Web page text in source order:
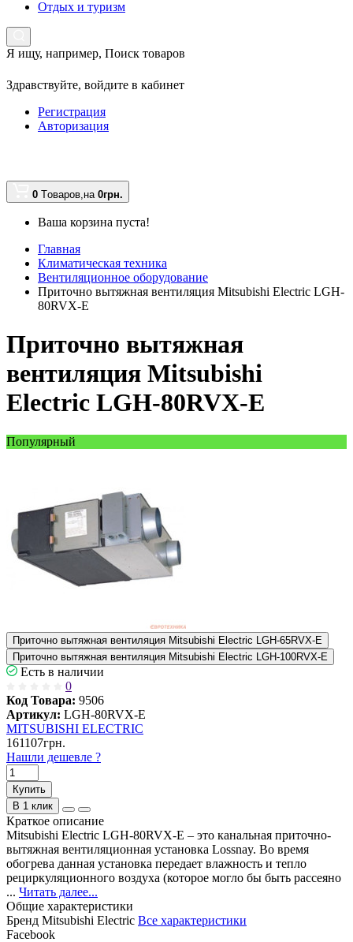
Отдых и туризм
Я ищу, например, Поиск товаров
Здравствуйте, войдите в кабинет
Регистрация
Авторизация
0 Tоваров,на 0грн.
Ваша корзина пуста!
Главная
Климатическая техника
Вентиляционное оборудование
Приточно вытяжная вентиляция Mitsubishi Electric LGH-
80RVX-Е
Приточно вытяжная
вентиляция Mitsubishi
Electric LGH-80RVX-Е
Популярный
Приточно вытяжная вентиляция Mitsubishi Electric LGH-65RVX-Е
Приточно вытяжная вентиляция Mitsubishi Electric LGH-100RVX-Е
Есть в наличии
0
Код Товара: 9506
Артикул: LGH-80RVX-Е
MITSUBISHI ELECTRIC
161107грн.
Нашли дешевле ?
Купить
В 1 клик
Краткое описание
Mitsubishi Electric LGH-80RVX-Е – это канальная приточно-
вытяжная вентиляционная установка Lossnay. Во время
обогрева данная установка передает влажность и тепло
рециркуляционного воздуха (которое могло бы быть рассеяно
... Читать далее...
Общие характеристики
Бренд Mitsubishi Electric Все характеристики
Facebook